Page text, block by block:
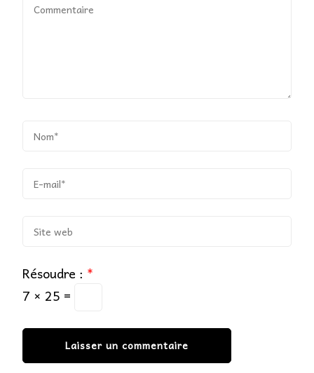
Résoudre : *
7 × 25 =